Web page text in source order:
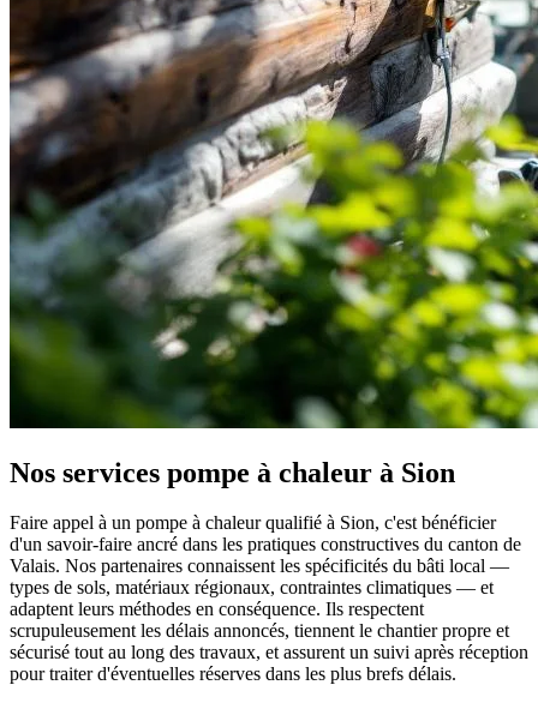
Nos services pompe à chaleur à Sion
Faire appel à un pompe à chaleur qualifié à Sion, c'est bénéficier
d'un savoir-faire ancré dans les pratiques constructives du canton de
Valais. Nos partenaires connaissent les spécificités du bâti local —
types de sols, matériaux régionaux, contraintes climatiques — et
adaptent leurs méthodes en conséquence. Ils respectent
scrupuleusement les délais annoncés, tiennent le chantier propre et
sécurisé tout au long des travaux, et assurent un suivi après réception
pour traiter d'éventuelles réserves dans les plus brefs délais.